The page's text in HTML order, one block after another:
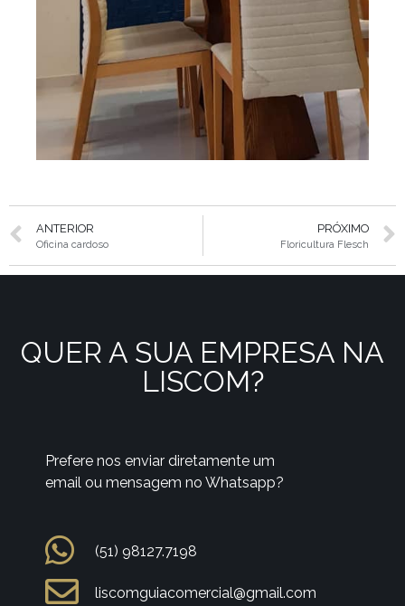
ANTERIOR
Oficina cardoso
PRÓXIMO
Floricultura Flesch
QUER A SUA EMPRESA NA
LISCOM?
Prefere nos enviar diretamente um
email ou mensagem no Whatsapp?
(51) 98127.7198
liscomguiacomercial@gmail.com